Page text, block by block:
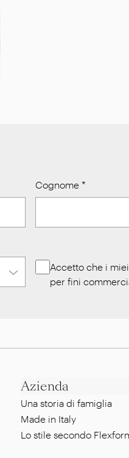
Cognome*
Accetto che i miei
per fini
Azienda
Una storia di famiglia
Made in Italy
Lo stile secondo